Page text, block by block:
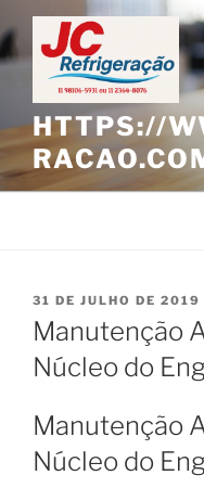
Pular
para
o
conteúdo
HTTPS://
PUBLICADO
EM
31 DE JULHO DE 2019
Manutenção
Núcleo do
Manutenção
Núcleo do